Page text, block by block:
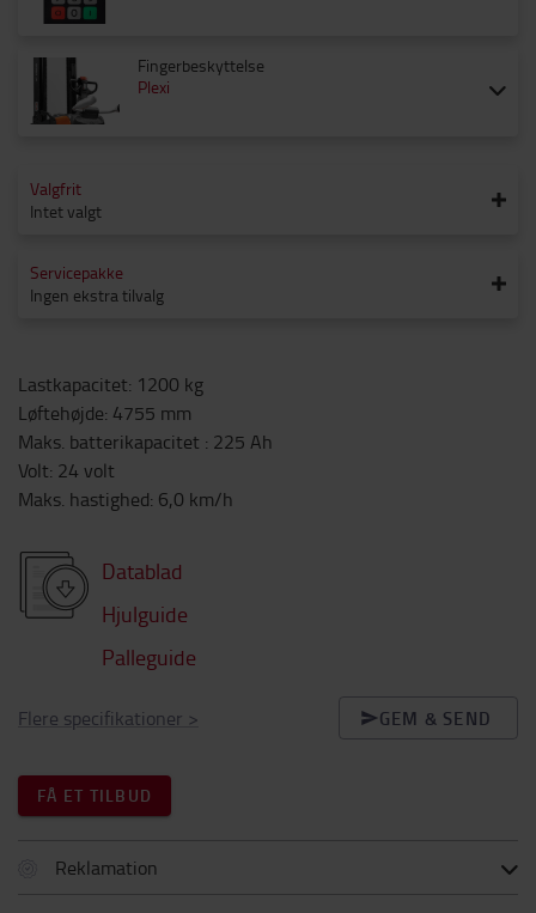
Fingerbeskyttelse
Plexi
Valgfrit
Intet valgt
Servicepakke
Ingen ekstra tilvalg
Lastkapacitet: 1200 kg
Løftehøjde: 4755 mm
Maks. batterikapacitet : 225 Ah
Volt: 24 volt
Maks. hastighed: 6,0 km/h
Datablad
Hjulguide
Palleguide
Flere specifikationer > GEM & SEND
FÅ ET TILBUD
Reklamation